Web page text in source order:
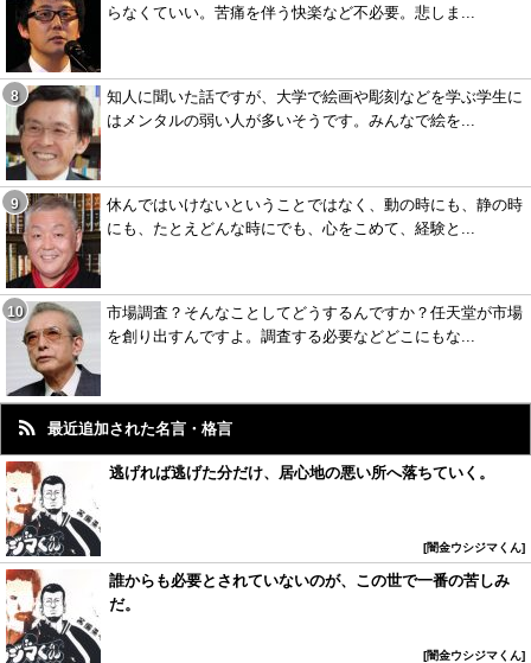
らなくていい。苦痛を伴う快楽など不必要。悲しま...
知人に聞いた話ですが、大学で絵画や彫刻などを学ぶ学生に
はメンタルの弱い人が多いそうです。みんなで絵を...
休んではいけないということではなく、動の時にも、静の時
にも、たとえどんな時にでも、心をこめて、経験と...
市場調査？そんなことしてどうするんですか？任天堂が市場
を創り出すんですよ。調査する必要などどこにもな...
最近追加された名言・格言
逃げれば逃げた分だけ、居心地の悪い所へ落ちていく。
闇金ウシジマくん
誰からも必要とされていないのが、この世で一番の苦しみ
だ。
闇金ウシジマくん